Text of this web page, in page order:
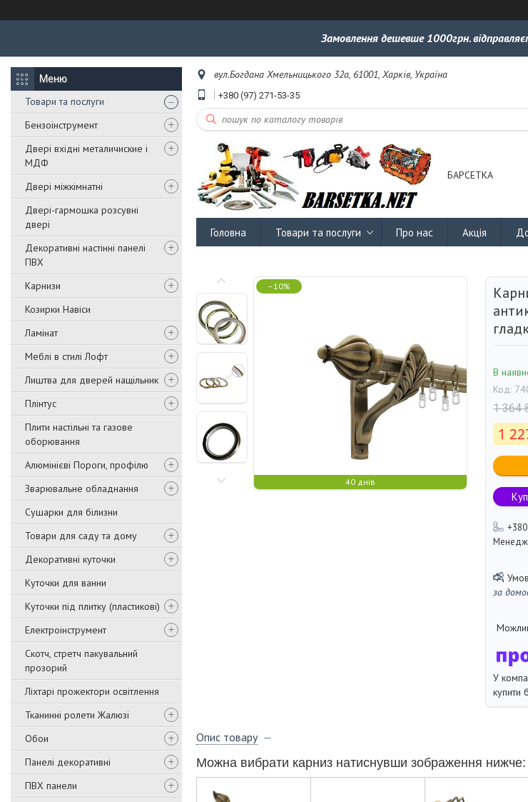
Замовлення дешевше 1000грн.
Товари та послуги
Бензоінструмент
Двері вхідні металичиские і
МДФ
Двері міжкімнатні
Двері-гармошка розсувні
двері
Декоративні настінні панелі
ПВХ
Карнизи
Козирки Навіси
Ламінат
Меблі в стилі Лофт
Лиштва для дверей нащільник
Плінтус
Плити настільні та газове
оборювання
Алюмінієві Пороги, профілю
Зварювальне обладнання
Сушарки для білизни
Товари для саду та дому
Декоративні куточки
Куточки для ванни
Куточки під плитку (пластикові)
Електроінструмент
Скотч, стретч пакувальний
прозорий
Ліхтарі прожектори освітлення
Тканинні ролети Жалюзі
Обои
Панелі декоративні
ПВХ панели
вул.Богдана Хмельницького 32а, 61001, Харків, Україна
+380 (97) 271-53-35
БАРСЕТКА
Головна Товари та послуги Про нас Акція
–10%
40 днів
В
Код:
1 364
1
за
У
купити
Опис товару
Можна вибрати карниз натиснувши зображення нижче: